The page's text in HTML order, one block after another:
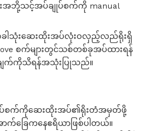
အဘို့သင့်အပ်ချုပ်စက်ကို manual
ါသုံးဆေးထိုးအပ်လုံးဝလှည့်လည်ရိုးရှိ
စက်များတွင်သစ်တစ်ခုအပ်ထားရန်
ျက်ကိုသိရန်အသုံးပြုသည်။
ပ်စက်ကိုဆေးထိုးအပ်၏ရိုးတံအမှတ်ဖို့
ာက်ခြေကနေဧရိယာဖြစ်ပါတယ်။